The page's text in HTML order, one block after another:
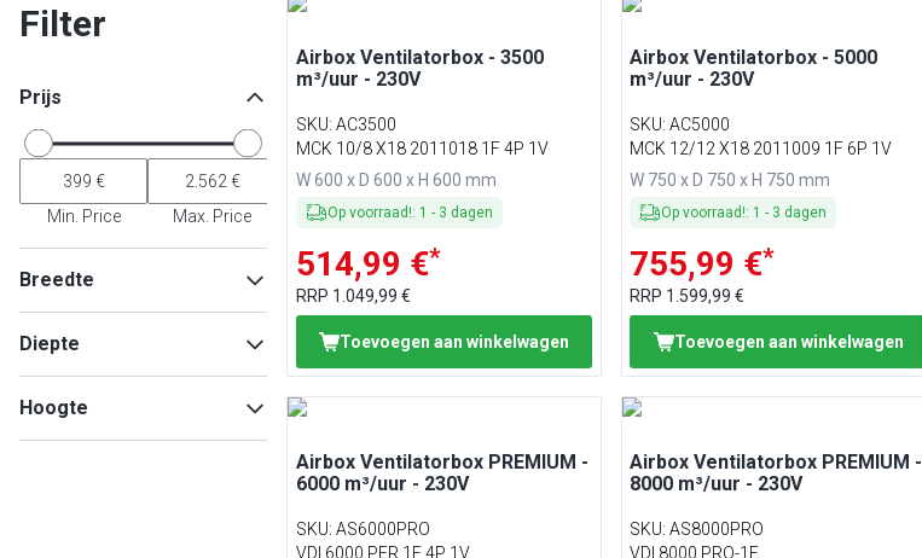
Filter
Prijs
Min. Price Max. Price
Breedte
Min
Diepte
Hoogte
Airbox Ventilatorbox - 3500
m³/uur - 230V
SKU: AC3500
MCK 10/8 X18 2011018 1F 4P 1V
W 600 x D 600 x H 600 mm
Op voorraad!: 1 - 3 dagen
514,99 €*
RRP 1.049,99 €
Toevoegen aan winkelwagen
Airbox Ventilatorbox - 5000
m³/uur - 230V
SKU:AC5000
MCK 12/12 X18 2011009 1F 6P 1V
W 750 x D 750 x H 750 mm
Op voorraad!: 1 - 3 dagen
755,99 €*
RRP 1.599,99 €
Toevoegen aan winkelwagen
Airbox Ventilatorbox PREMIUM -
6000 m³/uur - 230V
SKU: AS6000PRO
VDI 6000 PER 1F 4P 1V
Airbox Ventilatorbox PREMIUM -
8000 m³/uur - 230V
SKU:AS8000PRO
VDI 8000 PRO-1F